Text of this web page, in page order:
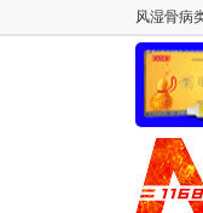
风湿骨病